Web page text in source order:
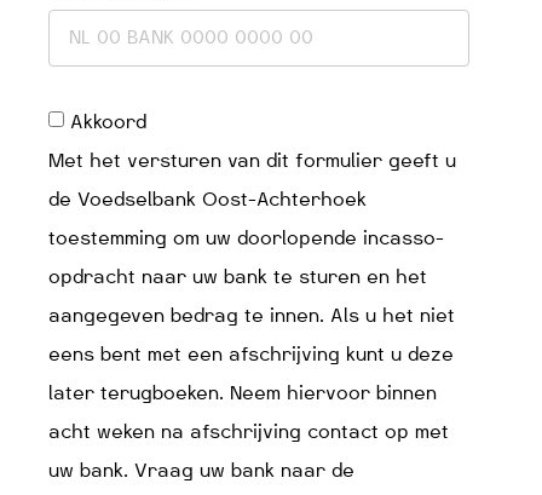
Akkoord
Met het versturen van dit formulier geeft u
de Voedselbank Oost-Achterhoek
toestemming om uw doorlopende incasso-
opdracht naar uw bank te sturen en het
aangegeven bedrag te innen. Als u het niet
eens bent met een afschrijving kunt u deze
later terugboeken. Neem hiervoor binnen
acht weken na afschrijving contact op met
uw bank. Vraag uw bank naar de